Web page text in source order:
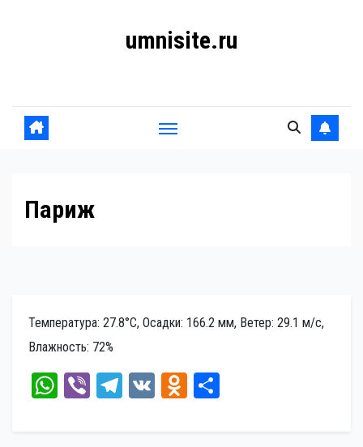
umnisite.ru
Париж
Температура: 27.8°C, Осадки: 166.2 мм, Ветер: 29.1 м/с,
Влажность: 72%
W
Vi
Te V
O